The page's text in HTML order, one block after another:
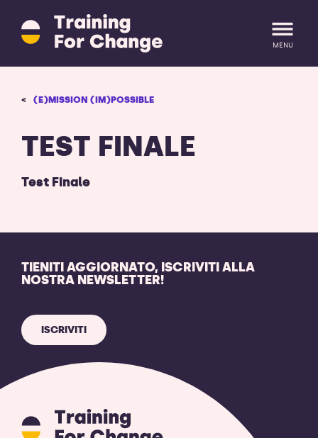
Training
for
Change
alla
MENU
(E)MISSION (IM)POSSIBLE
TEST FINALE
Test Finale
TIENITI AGGIORNATO, ISCRIVITI ALLA
NOSTRA NEWSLETTER!
ISCRIVITI
Training
for